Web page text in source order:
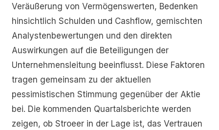
Veräußerung von Vermögenswerten, Bedenken
hinsichtlich Schulden und Cashflow, gemischten
Analystenbewertungen und den direkten
Auswirkungen auf die Beteiligungen der
Unternehmensleitung beeinflusst. Diese Faktoren
tragen gemeinsam zu der aktuellen
pessimistischen Stimmung gegenüber der Aktie
bei. Die kommenden Quartalsberichte werden
zeigen, ob Stroeer in der Lage ist, das Vertrauen